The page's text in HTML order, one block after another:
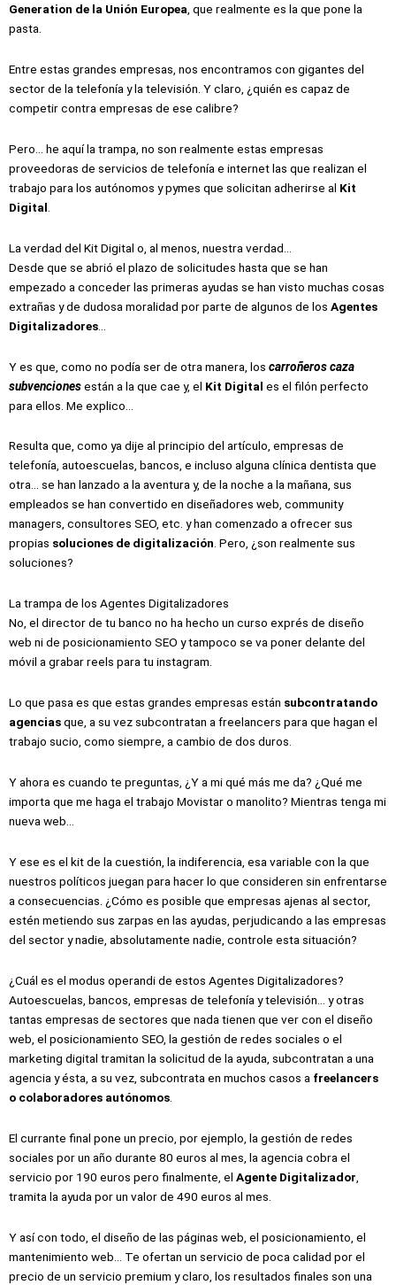
Generation de la Unión Europea , que realmente es la que pone la
pasta.
Entre estas grandes empresas, nos encontramos con gigantes del
sector de la telefonía y la televisión. Y claro, ¿quién es capaz de
competir contra empresas de ese calibre?
Pero… he aquí la trampa, no son realmente estas empresas
proveedoras de servicios de telefonía e internet las que realizan el
trabajo para los autónomos y pymes que solicitan adherirse al Kit
Digital
La verdad del Kit Digital o, al menos, nuestra verdad…
Desde que se abrió el plazo de solicitudes hasta que se han
empezado a conceder las primeras ayudas se han visto muchas cosas
extrañas y de dudosa moralidad por parte de algunos de los Agentes
Digitalizadores
Y es que, como no podía ser de otra manera, los carroñeros caza
subvencionesestán a la que cae y, el Kit Digital es el filón perfecto
para ellos. Me explico…
Resulta que, como ya dije al principio del artículo, empresas de
telefonía, autoescuelas, bancos, e incluso alguna clínica dentista que
otra… se han lanzado a la aventura y, de la noche a la mañana, sus
empleados se han convertido en diseñadores web, community
managers, consultores SEO, etc. y han comenzado a ofrecer sus
propias soluciones de digitalización. Pero, ¿son realmente sus
soluciones?
La trampa de los Agentes Digitalizadores
No, el director de tu banco no ha hecho un curso exprés de diseño
web ni de posicionamiento SEO y tampoco se va poner delante del
móvil a grabar reels para tu instagram.
Lo que pasa es que estas grandes empresas están subcontratando
agenciasque, a su vez subcontratan a freelancers para que hagan el
trabajo sucio, como siempre, a cambio de dos duros.
Y ahora es cuando te preguntas, ¿Y a mi qué más me da? ¿Qué me
importa que me haga el trabajo Movistar o manolito? Mientras tenga mi
nueva web…
Y ese es el kit de la cuestión, la indiferencia, esa variable con la que
nuestros políticos juegan para hacer lo que consideren sin enfrentarse
a consecuencias. ¿Cómo es posible que empresas ajenas al sector,
estén metiendo sus zarpas en las ayudas, perjudicando a las empresas
del sector y nadie, absolutamente nadie, controle esta situación?
¿Cuál es el modus operandi de estos Agentes Digitalizadores?
Autoescuelas, bancos, empresas de telefonía y televisión… y otras
tantas empresas de sectores que nada tienen que ver con el diseño
web, el posicionamiento SEO, la gestión de redes sociales o el
marketing digital tramitan la solicitud de la ayuda, subcontratan a una
agencia y ésta, a su vez, subcontrata en muchos casos a freelancers
o colaboradores autónomos
El currante final pone un precio, por ejemplo, la gestión de redes
sociales por un año durante 80 euros al mes, la agencia cobra el
servicio por 190 euros pero finalmente, el Agente Digitalizador
tramita la ayuda por un valor de 490 euros al mes.
Y así con todo, el diseño de las páginas web, el posicionamiento, el
mantenimiento web… Te ofertan un servicio de poca calidad por el
precio de un servicio premium y claro, los resultados finales son una